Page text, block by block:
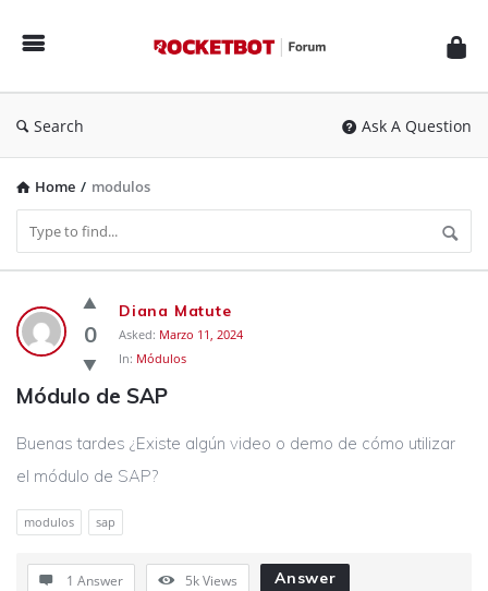
Forum
Search Ask A Question
Home / modulos
Rocketbot
Forum
Latest
Questions
0
Diana Matute
Asked: Marzo 11, 2024
In: Módulos
Módulo de SAP
Buenas tardes ¿Existe algún video o demo de cómo utilizar
el módulo de SAP?
modulos sap
1 Answer 5kViews Answer